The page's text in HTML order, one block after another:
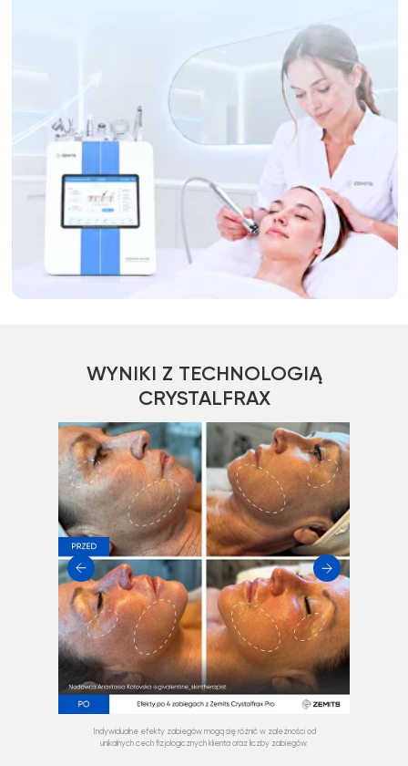
WYNIKI Z TECHNOLOGIĄ
CRYSTALFRAX
Indywidualne efekty zabiegów mogą się różnić w zależności od
unikalnych cech fizjologicznych klienta oraz liczby zabiegów.